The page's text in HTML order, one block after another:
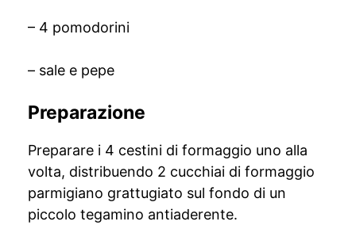
– 4 pomodorini
– sale e pepe
Preparazione
Preparare i 4 cestini di formaggio uno alla
volta, distribuendo 2 cucchiai di formaggio
parmigiano grattugiato sul fondo di un
piccolo tegamino antiaderente.